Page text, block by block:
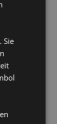
Andorra,
Bermuda,
Republik,
Sie